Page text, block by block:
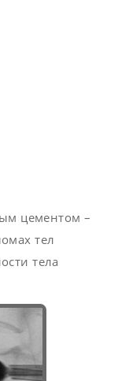
цементом –
тел
тела